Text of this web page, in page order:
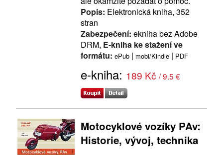
Popis: Elektronická kniha, 352
stran
Zabezpečení: ekniha bez Adobe
DRM, E-kniha ke stažení ve
formátu: ePub | mobi/Kindle | PDF
e-kniha: 189 Kč / 9.5 €
Motocyklové vozíky PAv:
Historie, vývoj, technika